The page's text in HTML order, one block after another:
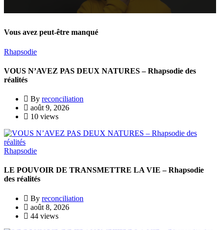
Vous avez peut-être manqué
Rhapsodie
VOUS N’AVEZ PAS DEUX NATURES – Rhapsodie des
réalités
By reconciliation
août 9, 2026
10 views
Rhapsodie
LE POUVOIR DE TRANSMETTRE LA VIE – Rhapsodie
des réalités
By reconciliation
août 8, 2026
44 views